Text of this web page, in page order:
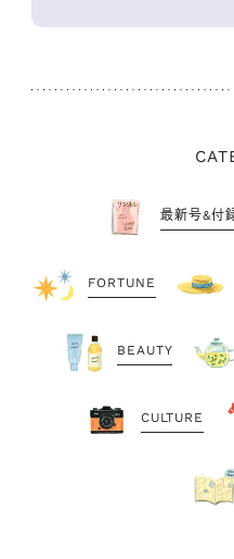
最新号&付
FORTUNE
BEAUTY
CULTURE